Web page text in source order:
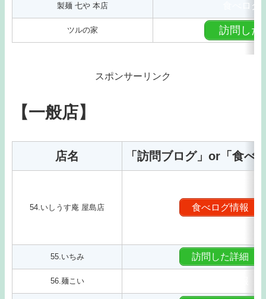
製麺 七や 本店 食べログ
ツルの家 訪問した
スポンサーリンク
【一般店】
店名 「訪問ブログ」or「食べ
54.いしうす庵 屋島店 食べログ情報
55.いちみ 訪問した詳細
56.麺こい